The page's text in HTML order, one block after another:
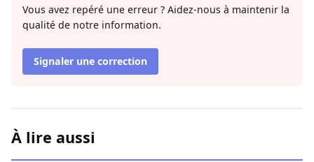
Vous avez repéré une erreur ? Aidez-nous à maintenir la
qualité de notre information.
Signaler une correction
À lire aussi